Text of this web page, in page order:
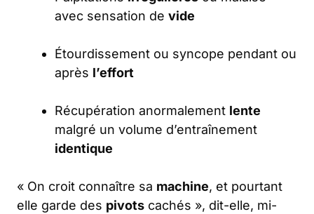
avec sensation de vide
Étourdissement ou syncope pendant ou
après l’effort
Récupération anormalement lente
malgré un volume d’entraînement
identique
« On croit connaître sa machine, et pourtant
elle garde des pivots cachés », dit-elle, mi-